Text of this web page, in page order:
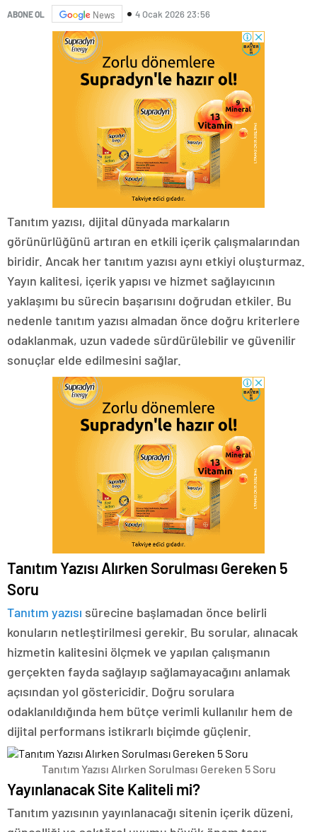
ABONE OL News 4 Ocak 2026 23:56
Tanıtım yazısı, dijital dünyada markaların
görünürlüğünü artıran en etkili içerik çalışmalarından
biridir. Ancak her tanıtım yazısı aynı etkiyi oluşturmaz.
Yayın kalitesi, içerik yapısı ve hizmet sağlayıcının
yaklaşımı bu sürecin başarısını doğrudan etkiler. Bu
nedenle tanıtım yazısı almadan önce doğru kriterlere
odaklanmak, uzun vadede sürdürülebilir ve güvenilir
sonuçlar elde edilmesini sağlar.
Tanıtım Yazısı Alırken Sorulması Gereken 5
Soru
Tanıtım yazısı sürecine başlamadan önce belirli
konuların netleştirilmesi gerekir. Bu sorular, alınacak
hizmetin kalitesini ölçmek ve yapılan çalışmanın
gerçekten fayda sağlayıp sağlamayacağını anlamak
açısından yol göstericidir. Doğru sorulara
odaklanıldığında hem bütçe verimli kullanılır hem de
dijital performans istikrarlı biçimde güçlenir.
Tanıtım Yazısı Alırken Sorulması Gereken 5 Soru
Yayınlanacak Site Kaliteli mi?
Tanıtım yazısının yayınlanacağı sitenin içerik düzeni,